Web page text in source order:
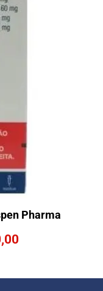
Pharma
Current
is: